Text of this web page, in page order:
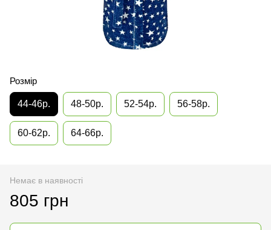
Розмір
44-46р. 48-50р. 52-54р. 56-58р.
60-62р. 64-66р.
Немає в наявності
805 грн